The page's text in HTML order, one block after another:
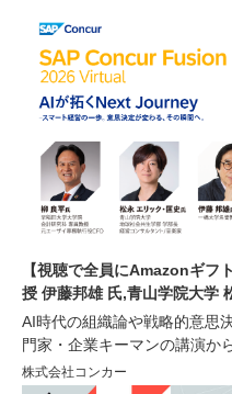
【視聴で全員にAmazonギフ
授 伊藤邦雄 氏,青山学院大学
AI時代の組織論や戦略的意思
門家・企業キーマンの講演か
株式会社コンカー